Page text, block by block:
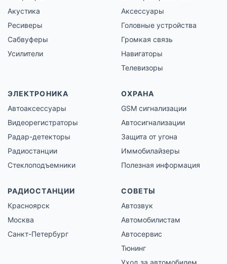
Акустика
Ресиверы
Сабвуферы
Усилители
Аксессуары
Головные устройства
Громкая связь
Навигаторы
Телевизоры
ЭЛЕКТРОНИКА
Автоаксессуары
Видеорегистраторы
Радар-детекторы
Радиостанции
Стеклоподъемники
ОХРАНА
GSM сигнализации
Автосигнализации
Защита от угона
Иммобилайзеры
Полезная информация
РАДИОСТАНЦИИ
Красноярск
Москва
Санкт-Петербург
СОВЕТЫ
Автозвук
Автомобилистам
Автосервис
Тюнинг
Уход за автомобилем